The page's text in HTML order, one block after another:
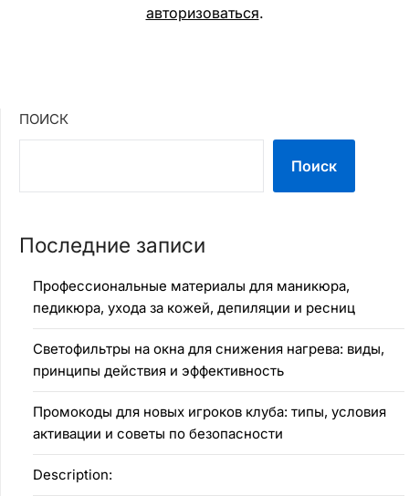
авторизоваться.
ПОИСК
Поиск
Последние записи
Профессиональные материалы для маникюра,
педикюра, ухода за кожей, депиляции и ресниц
Светофильтры на окна для снижения нагрева: виды,
принципы действия и эффективность
Промокоды для новых игроков клуба: типы, условия
активации и советы по безопасности
Description: